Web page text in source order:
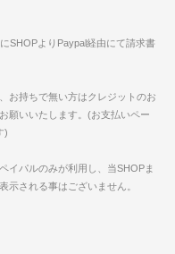
SHOPよりPaypal経由にて請求書
お持ちで無い方はクレジットのお
願いいたします。(お支払いペー
)
イパルのみが利用し、当SHOPま
示される事はございません。